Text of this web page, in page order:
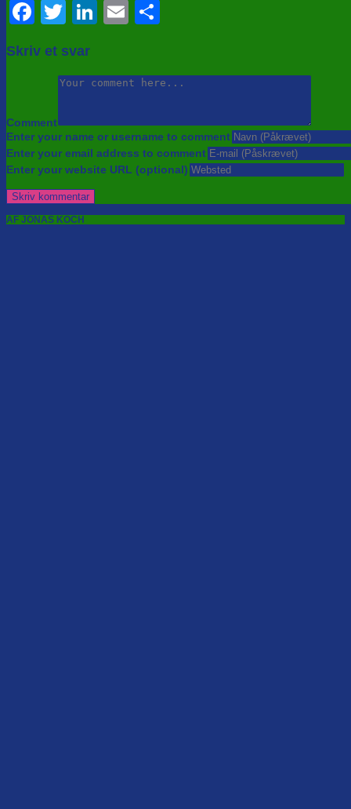
Facebook
Twitter
LinkedIn
Email
Skriv et svar
Comment
Enter your name or username to comment
Enter your email address to comment
Enter your website URL (optional)
AF JONAS KOCH